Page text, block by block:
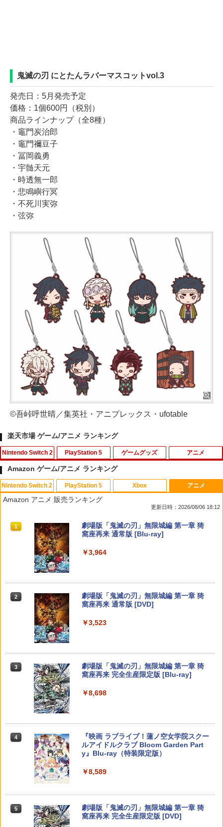
鬼滅の刃 にとたんラバーマスコットvol.3
発売日：5月発売予定
価格：1個600円（税別）
商品ラインナップ（全8種）
・竈門炭治郎
・竈門禰豆子
・冨岡義勇
・宇髄天元
・時透無一郎
・悲鳴嶼行冥
・不死川実弥
・弦弥
©吾峠呼世晴／集英社・アニプレックス・ufotable
楽天市場 ゲーム/アニメ ランキング
Nintendo Switch 2
1
【特典】Nintendo Switch 2 冒険家エリ
オットの千年物語[スクウェア・エニック
ス]【送料無料】《発売済・在庫品》
￥5,236
￥5,910
￥6,500
Switch 2 Edition[任天堂]【送料無料】
《発売済・在庫品》
￥6,820
ー Nintendo Switch 2 Edition 【Switc
￥6,910
PlayStation 5
1
PS5 スティックカバー コントローラー
交換用 スティックキャップ PS4 コント
ローラー / PS5 コントローラー / PS5 コ
辺機器 ホコリ防止 全面保護 快適なグリ
ップ 取付簡単 DualSense DualShock4
2
SALE プロフリーク チーキー フリーク2
限定クリアカラー PRO FREAK Cheeky
段階高さ調節 profreek PS4 PS5 ninten
￥2,490
【店内全品P10倍 8/4〜要エントリー】
250424)
ゲームグッズ
1
【中古】劇場版マクロスF~イツワリノウ
タヒメ~ Blu-ray Disc (PS3専用ソフト収
録) ハイブリッドパック
￥350
￥431
￥697
ディション)
￥830
Switch2 ケース レザーケース スイッチ2
シンプル ミニマル PUレザー 革 カバー
ポーチ ストラップ付属 オシャレ ソフト
収納 ガジェットケース クリスマス ギフ
ト プレゼント 送料無料
アニメ
1
【中古】 アナと雪の女王 MovieNEX
［純正ブルーレイ＋純正ケース］ ディズ
ニー (出演) クリス・バック (監督) ジェ
ニー 字幕:日本語, 英語 言語:日本語, 英語
Blu-ray
￥780
尿シミ・ニオイをブロック 送料 無料
の海2 ブルーレイ + DVD セット/アニメ
ーション[Blu-ray]【返品種別A】
￥4,310
4
千と千尋の神隠し 舞台版ダブルキャスト
(2023年版) ブルーレイ【Blu-ray】
￥5,480
y】 [ 篠原侑 ]
Amazon ゲーム/アニメ ランキング
Nintendo Switch 2
1
スプラトゥーン レイダース|オンライン
コード版
￥5,832
2 スプラトゥーン レイダース -Switch2
3 Nintendo Switch 2(日本語・国内専用)
4
ニンテンドープリペイド番号 9000円|オ
ンラインコード版
￥9,000
5
ニンテンドープリペイド番号 5000円|オ
ンラインコード版
￥5,000
PlayStation 5
1
PlayStation 5 デジタル・エディション
日本語専用 Console Language: Japan
2
Beast of Reincarnation -PS5 【特典】
プロダクトコード 封入
￥7,286
3
【純正品】ディスクドライブ(CFI-ZDD1
J) PlayStation 5
￥11,849
トローラー ミッドナイト ブラック(CFI-
ZCT2J01)
トローラー(CFI-ZCT2J)
Xbox
1
【純正品】Xbox ワイヤレス コントロー
ラー + USB-C® ケーブル
￥8,300
ルコード 【旧 Xbox ギフトカード】 [オ
ンラインコード]
￥5,000
ラー (ロボット ホワイト)
4
【純正品】Xbox 充電式バッテリー + US
B-C ケーブル
￥2,618
5
￥8,020
アニメ
Amazon アニメ 販売ランキング
更新日時：2026/08/06 18:12
1
劇場版「鬼滅の刃」無限城編 第一章 猗
窩座再来 通常版 [Blu-ray]
￥3,964
2
劇場版「鬼滅の刃」無限城編 第一章 猗
窩座再来 通常版 [DVD]
￥3,523
3
劇場版「鬼滅の刃」無限城編 第一章 猗
窩座再来 完全生産限定版 [Blu-ray]
￥8,698
4
『映画 ラブライブ！蓮ノ空女学院スクー
ルアイドルクラブ Bloom Garden Part
y』Blu-ray（特装限定版）
￥8,589
5
劇場版「鬼滅の刃」無限城編 第一章 猗
窩座再来 完全生産限定版 [DVD]